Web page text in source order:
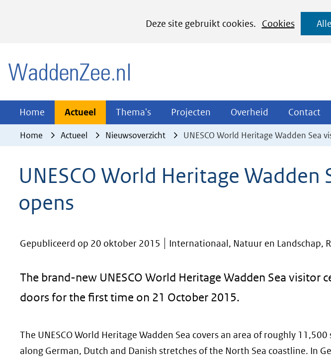
Deze site gebruikt cookies.
Cookies
het
cookies
website
worden
toegestaan
Home Actueel Actueel
Uitklappen
Thema's Thema's
Uitklappen
Projecten Projecten
Uitklappen
Overheid Overheid
Uitklappen
Contact
Home Actueel Nieuwsoverzicht UNESCO World Heritage Wadden Sea
UNESCO World Heritage
opens
Gepubliceerd op 20 oktober 2015 Internationaal, Natuur en Landschap,
The brand-new UNESCO World Heritage Wadden Sea visitor
doors for the first time on 21 October 2015.
The UNESCO World Heritage Wadden Sea covers an area of roughly
along German, Dutch and Danish stretches of the North Sea coastline. In